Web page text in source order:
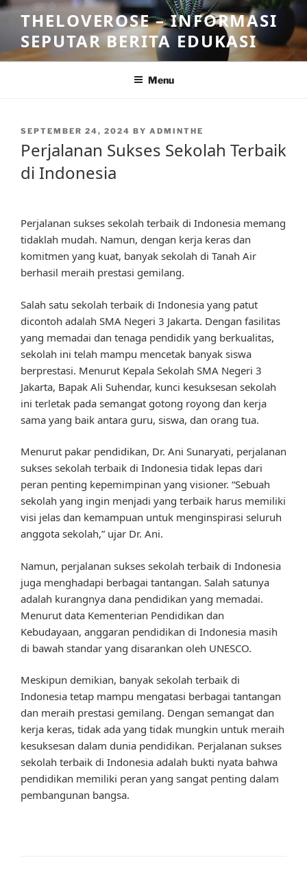
Skip
content
THELOVEROSE – INFORMASI
SEPUTAR BERITA EDUKASI
Menu
POSTED
SEPTEMBER 24, 2024 BY ADMINTHE
Perjalanan Sukses Sekolah Terbaik
di Indonesia
Perjalanan sukses sekolah terbaik di Indonesia memang
tidaklah mudah. Namun, dengan kerja keras dan
komitmen yang kuat, banyak sekolah di Tanah Air
berhasil meraih prestasi gemilang.
Salah satu sekolah terbaik di Indonesia yang patut
dicontoh adalah SMA Negeri 3 Jakarta. Dengan fasilitas
yang memadai dan tenaga pendidik yang berkualitas,
sekolah ini telah mampu mencetak banyak siswa
berprestasi. Menurut Kepala Sekolah SMA Negeri 3
Jakarta, Bapak Ali Suhendar, kunci kesuksesan sekolah
ini terletak pada semangat gotong royong dan kerja
sama yang baik antara guru, siswa, dan orang tua.
Menurut pakar pendidikan, Dr. Ani Sunaryati, perjalanan
sukses sekolah terbaik di Indonesia tidak lepas dari
peran penting kepemimpinan yang visioner. “Sebuah
sekolah yang ingin menjadi yang terbaik harus memiliki
visi jelas dan kemampuan untuk menginspirasi seluruh
anggota sekolah,” ujar Dr. Ani.
Namun, perjalanan sukses sekolah terbaik di Indonesia
juga menghadapi berbagai tantangan. Salah satunya
adalah kurangnya dana pendidikan yang memadai.
Menurut data Kementerian Pendidikan dan
Kebudayaan, anggaran pendidikan di Indonesia masih
di bawah standar yang disarankan oleh UNESCO.
Meskipun demikian, banyak sekolah terbaik di
Indonesia tetap mampu mengatasi berbagai tantangan
dan meraih prestasi gemilang. Dengan semangat dan
kerja keras, tidak ada yang tidak mungkin untuk meraih
kesuksesan dalam dunia pendidikan. Perjalanan sukses
sekolah terbaik di Indonesia adalah bukti nyata bahwa
pendidikan memiliki peran yang sangat penting dalam
pembangunan bangsa.